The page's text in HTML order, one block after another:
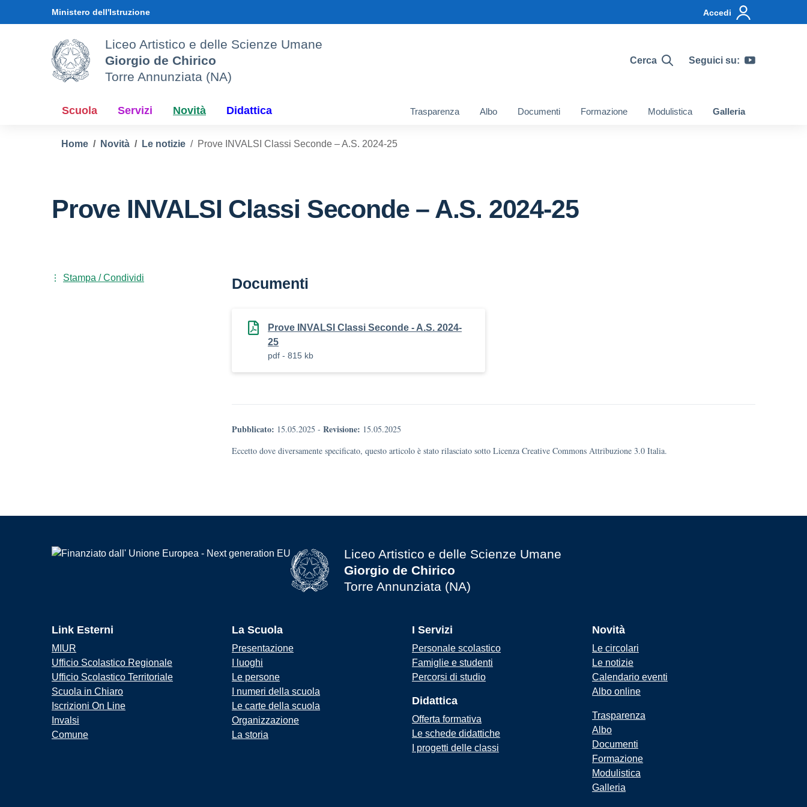
Ministero dell'Istruzione Accedi
Liceo Artistico e delle Scienze Umane
Giorgio de Chirico
Torre Annunziata (NA)
Cerca Seguici su:
Scuola Servizi Novità Didattica Trasparenza Albo Documenti Formazione Modulistica Galleria
Home Novità Le notizie Prove INVALSI Classi Seconde – A.S. 2024-25
Prove INVALSI Classi Seconde – A.S. 2024-25
Documenti
Prove INVALSI Classi Seconde - A.S. 2024-
25
pdf - 815 kb
Pubblicato: 15.05.2025 - Revisione: 15.05.2025
Eccetto dove diversamente specificato, questo articolo è stato rilasciato sotto Licenza Creative Commons Attribuzione 3.0 Italia.
Stampa / Condividi
Liceo Artistico e delle Scienze Umane
Giorgio de Chirico
Torre Annunziata (NA)
Link Esterni
MIUR
Ufficio Scolastico Regionale
Ufficio Scolastico Territoriale
Scuola in Chiaro
Iscrizioni On Line
Invalsi
Comune
La Scuola
Presentazione
I luoghi
Le persone
I numeri della scuola
Le carte della scuola
Organizzazione
La storia
I Servizi
Personale scolastico
Famiglie e studenti
Percorsi di studio
Didattica
Offerta formativa
Le schede didattiche
I progetti delle classi
Novità
Le circolari
Le notizie
Calendario eventi
Albo online
Trasparenza
Albo
Documenti
Formazione
Modulistica
Galleria